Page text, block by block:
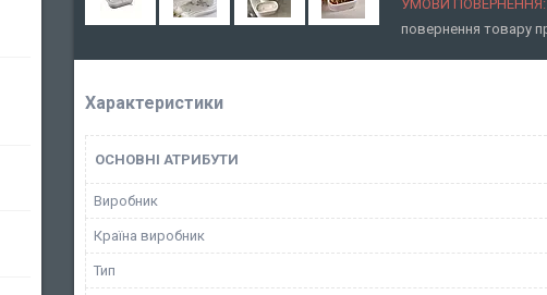
повернення товару
Характеристики
ОСНОВНІ АТРИБУТИ
Виробник
Країна виробник
Тип